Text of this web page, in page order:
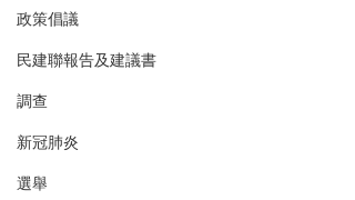
政策倡議
民建聯報告及建議書
調查
新冠肺炎
選舉